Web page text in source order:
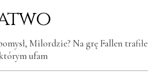
Milordzie? Na grę Fallen
ufam